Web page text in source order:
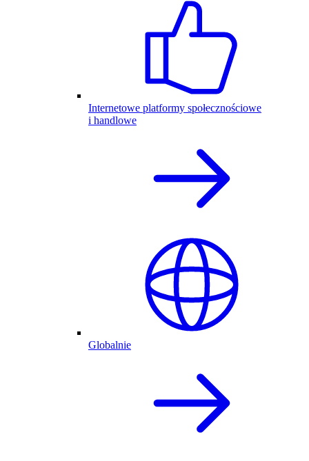
Internetowe platformy społecznościowe
i handlowe
Globalnie